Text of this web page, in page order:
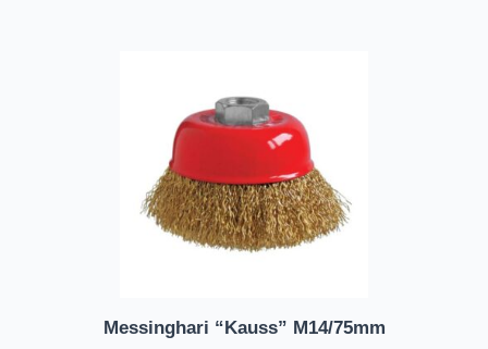
Messinghari “Kauss” M14/75mm